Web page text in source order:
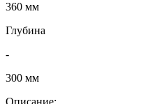
360 мм
Глубина
-
300 мм